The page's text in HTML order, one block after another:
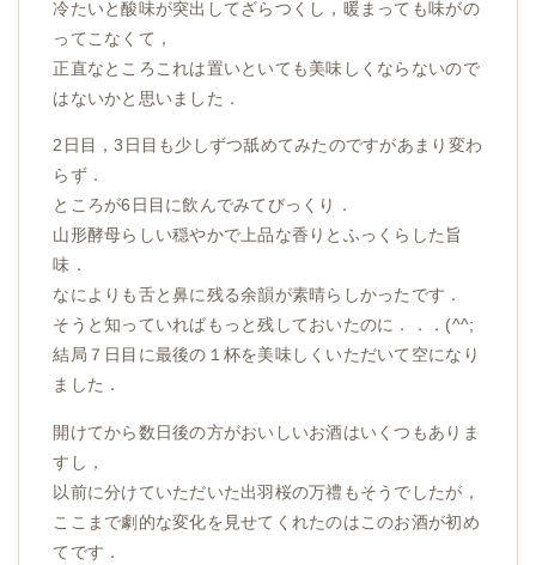
冷たいと酸味が突出してざらつくし，暖まっても味がの
ってこなくて，
正直なところこれは置いといても美味しくならないので
はないかと思いました．
2日目，3日目も少しずつ舐めてみたのですがあまり変わ
らず．
ところが6日目に飲んでみてびっくり．
山形酵母らしい穏やかで上品な香りとふっくらした旨
味．
なによりも舌と鼻に残る余韻が素晴らしかったです．
そうと知っていればもっと残しておいたのに．．．(^^;
結局７日目に最後の１杯を美味しくいただいて空になり
ました．
開けてから数日後の方がおいしいお酒はいくつもありま
すし，
以前に分けていただいた出羽桜の万禮もそうでしたが，
ここまで劇的な変化を見せてくれたのはこのお酒が初め
てです．